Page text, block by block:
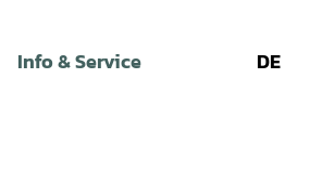
Info & Service DE